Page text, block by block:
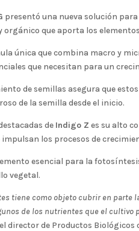
presentó una nueva solución
que aporta los
única que combina macro y
que necesitan para un
de semillas asegura que
de la semilla desde el inicio.
de Indigo Z es su alto
los procesos de
esencial para la
vegetal.
tiene como objeto cubrir en parte
de los nutrientes que el
director de Productos Biológicos